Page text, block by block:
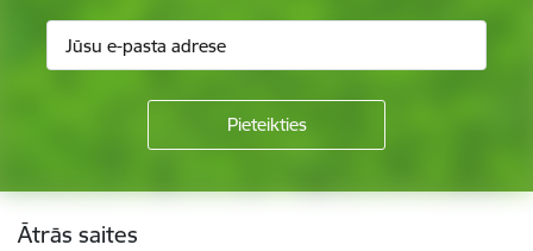
Kājene
Ātrās saites